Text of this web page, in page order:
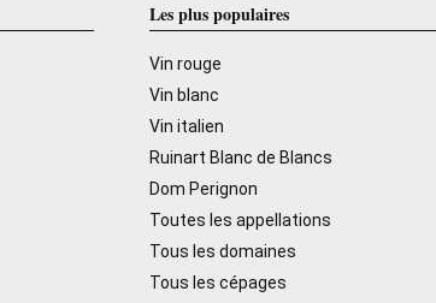
Les plus populaires
Vin rouge
Vin blanc
Vin italien
Ruinart Blanc de Blancs
Dom Perignon
Toutes les appellations
Tous les domaines
Tous les cépages